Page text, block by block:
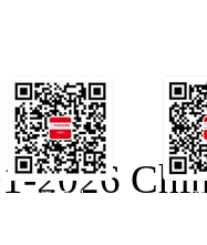
订阅号
2026